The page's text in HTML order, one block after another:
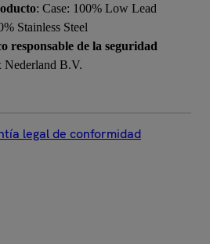
: Case: 100% Low Lead
Stainless Steel
responsable de la seguridad
Nederland B.V.
legal de conformidad